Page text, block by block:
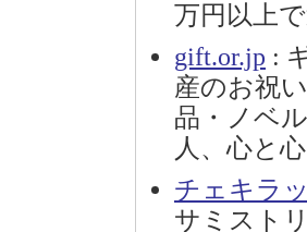
万円以上で
gift.or.jp :
産のお祝
品・ノベ
人、心と
チェキラッ
サミスト